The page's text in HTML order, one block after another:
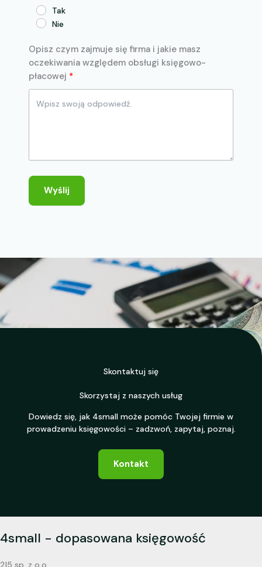
Tak
Nie
Opisz czym zajmuje się firma i jakie masz
oczekiwania względem obsługi księgowo-
płacowej
Wyślij
Skontaktuj się
Skorzystaj z naszych usług
Dowiedz się, jak 4small może pomóc Twojej firmie w
prowadzeniu księgowości – zadzwoń, zapytaj, poznaj.
Kontakt
4small - dopasowana księgowość
2I5 sp. z o.o.